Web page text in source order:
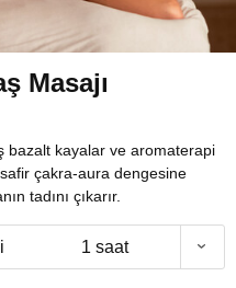
Masajı
bazalt kayalar ve aromaterapi
çakra-aura dengesine
tadını çıkarır.
1 saat